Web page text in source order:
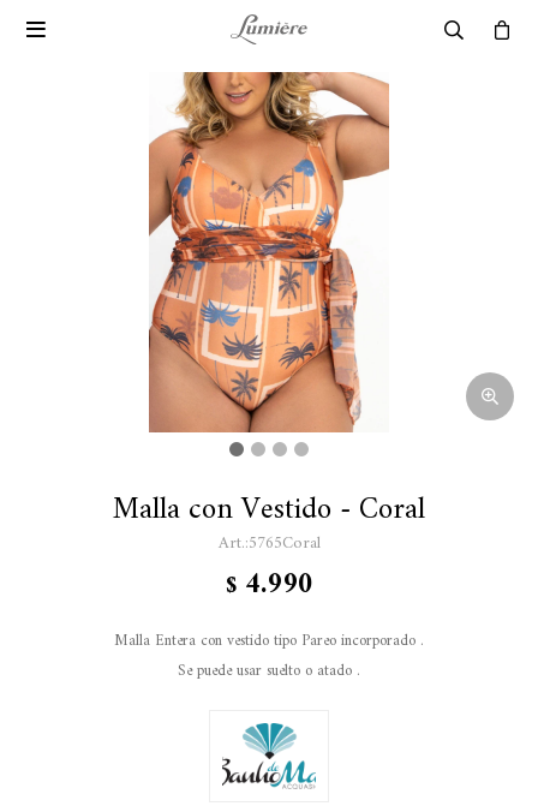

Malla con Vestido - Coral
5765Coral
$ 4.990
Malla Entera con vestido tipo Pareo incorporado .
Se puede usar suelto o atado .